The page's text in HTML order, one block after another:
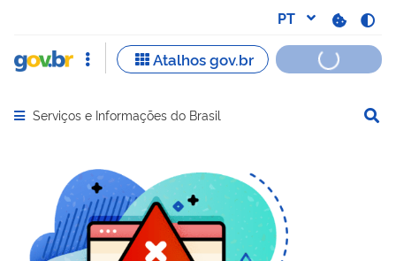
Abrir menu principal de navegação
Serviços e Informações do Brasil